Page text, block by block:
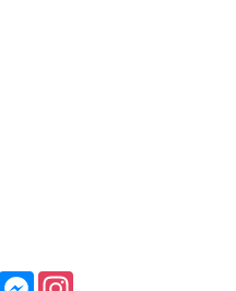
Email Messenger